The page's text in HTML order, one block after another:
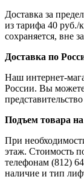
Доставка за
из тарифа 40 руб./
сохраняется, вне
Доставка по
Наш интернет-
России. Вы
Подъем товара
При
этаж. Стоимость
телефонам (812)
наличие и тип